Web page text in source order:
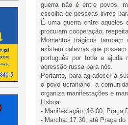
guerra não é entre povos,
escolha de pessoas livres
É uma guerra entre aqueles
procuram cooperação,
Momentos trágicos também
existem palavras que
português por toda a ajuda
agressão russa para nós.
Portanto, para agradecer a
o povo ucraniano, a
organiza manifestações e
Lisboa:
- Manifestação: 16:00, Praça
- Marcha: 17:30, até Praça do